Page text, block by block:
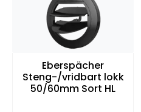
Eberspächer
Steng-/vridbart lokk
50/60mm Sort HL